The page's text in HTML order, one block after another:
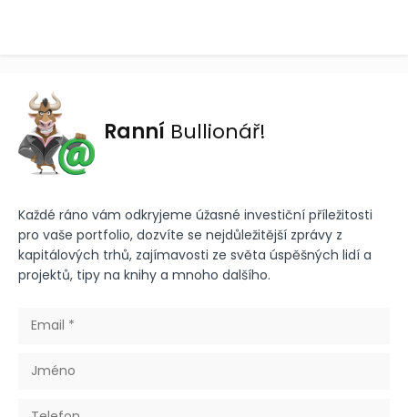
Ranní Bullionář!
Každé ráno vám odkryjeme úžasné investiční příležitosti
pro vaše portfolio, dozvíte se nejdůležitější zprávy z
kapitálových trhů, zajímavosti ze světa úspěšných lidí a
projektů, tipy na knihy a mnoho dalšího.